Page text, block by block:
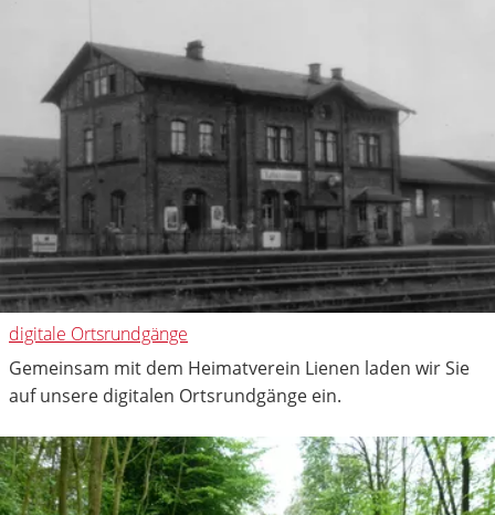
digitale Ortsrundgänge
Gemeinsam mit dem Heimatverein Lienen laden wir Sie
auf unsere digitalen Ortsrundgänge ein.